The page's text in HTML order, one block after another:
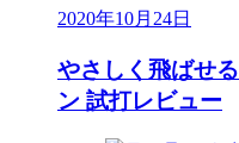
2020年10月24日
やさしく飛ばせ
ン 試打レビュー